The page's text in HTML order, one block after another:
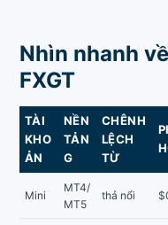
Nhìn nhanh
FXGT
TÀI
KHO
ẢN
NỀN
TẢN
G
CHÊNH
LỆCH
TỪ
Mini
MT4/
MT5
thả nổi